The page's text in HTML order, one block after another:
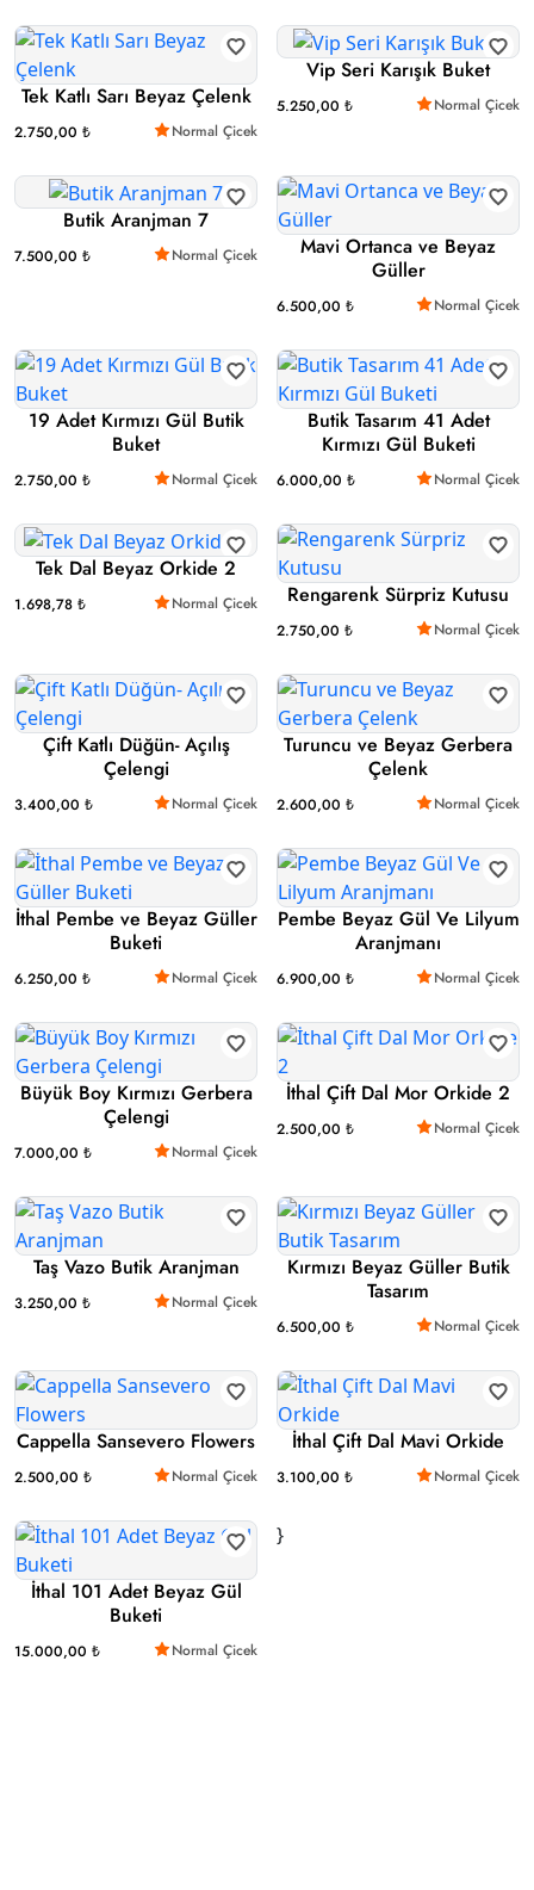
Tek Katlı Sarı Beyaz Çelenk
2.750,00 ₺ Normal Çicek
Vip Seri Karışık Buket
5.250,00 ₺ Normal Çicek
Butik Aranjman 7
7.500,00 ₺ Normal Çicek
Mavi Ortanca ve Beyaz
Güller
6.500,00 ₺ Normal Çicek
19 Adet Kırmızı Gül Butik
Buket
2.750,00 ₺ Normal Çicek
Butik Tasarım 41 Adet
Kırmızı Gül Buketi
6.000,00 ₺ Normal Çicek
Tek Dal Beyaz Orkide 2
1.698,78 ₺ Normal Çicek Rengarenk Sürpriz Kutusu
2.750,00 ₺ Normal Çicek
Çift Katlı Düğün- Açılış
Çelengi
3.400,00 ₺ Normal Çicek
Turuncu ve Beyaz Gerbera
Çelenk
2.600,00 ₺ Normal Çicek
İthal Pembe ve Beyaz Güller
Buketi
6.250,00 ₺ Normal Çicek
Pembe Beyaz Gül Ve Lilyum
Aranjmanı
6.900,00 ₺ Normal Çicek
Büyük Boy Kırmızı Gerbera
Çelengi
7.000,00 ₺ Normal Çicek
İthal Çift Dal Mor Orkide 2
2.500,00 ₺ Normal Çicek
Taş Vazo Butik Aranjman
3.250,00 ₺ Normal Çicek
Kırmızı Beyaz Güller Butik
Tasarım
6.500,00 ₺ Normal Çicek
Cappella Sansevero Flowers
2.500,00 ₺ Normal Çicek
İthal Çift Dal Mavi Orkide
3.100,00 ₺ Normal Çicek
İthal 101 Adet Beyaz Gül
Buketi
15.000,00 ₺ Normal Çicek
}